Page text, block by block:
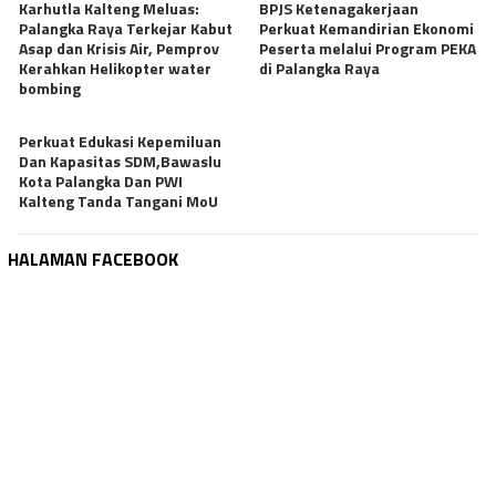
Karhutla Kalteng Meluas:
Palangka Raya Terkejar Kabut
Asap dan Krisis Air, Pemprov
Kerahkan Helikopter water
bombing
BPJS Ketenagakerjaan
Perkuat Kemandirian Ekonomi
Peserta melalui Program PEKA
di Palangka Raya
Perkuat Edukasi Kepemiluan
Dan Kapasitas SDM,Bawaslu
Kota Palangka Dan PWI
Kalteng Tanda Tangani MoU
HALAMAN FACEBOOK